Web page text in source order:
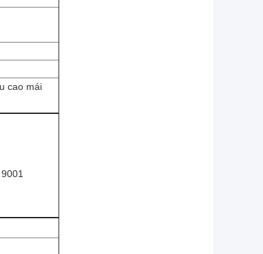
cao mái